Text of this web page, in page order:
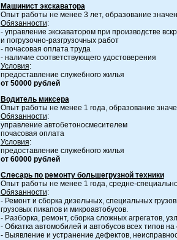
Машинист экскаватора
Опыт работы не менее 3 лет, образование
Обязанности:
- управление экскаватором при производстве
и погрузочно-разгрузочных работ
- почасовая оплата труда
- наличие соответствующего удостоверения
Условия:
предоставление служебного жилья
от 50000 рублей
Водитель миксера
Опыт работы не менее 1 года, образование
Обязанности:
управление автобетоносмесителем
почасовая оплата
Условия:
предоставление служебного жилья
от 60000 рублей
Слесарь по ремонту большегрузной техники
Опыт работы не менее 1 года, средне-
Обязанности:
- Ремонт и сборка дизельных, специальных
грузовых пикапов и микроавтобусов.
- Разборка, ремонт, сборка сложных агрегатов,
- Обкатка автомобилей и автобусов всех типов на
- Выявление и устранение дефектов,